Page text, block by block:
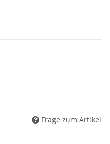
Frage zum Artikel